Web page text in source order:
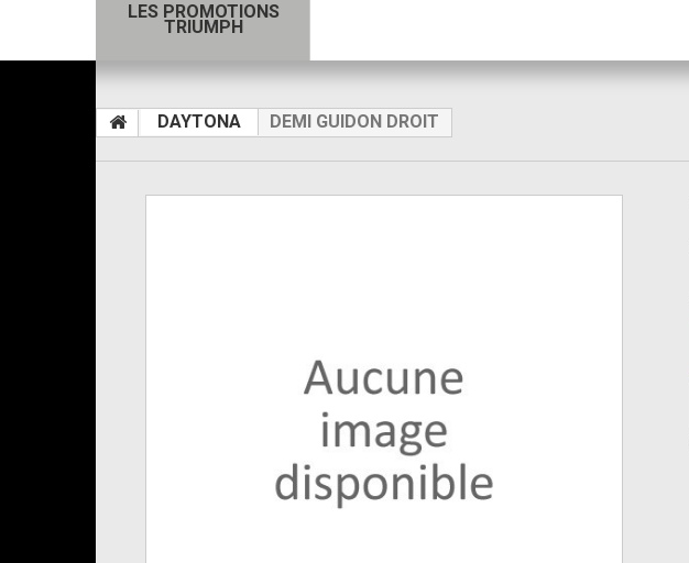
LES PROMOTIONS
TRIUMPH
DAYTONA DEMI GUIDON DROIT